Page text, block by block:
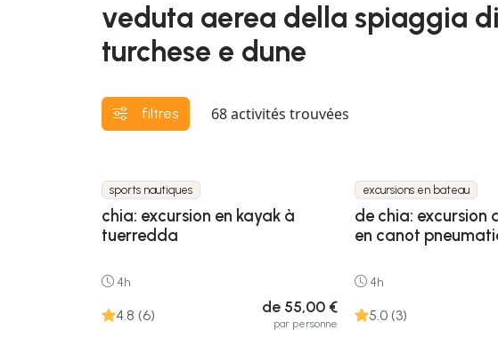
veduta aerea della spiaggia
turchese e dune
filtres 68activités trouvées
sports nautiques
chia: excursion en kayak à
tuerredda
4h
4.8 (6) de 55,00 €
par personne
excursions en bateau
de chia: excursion
en canot
4h
5.0 (3)